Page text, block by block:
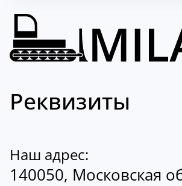
Реквизиты
Наш адрес:
140050, Московская